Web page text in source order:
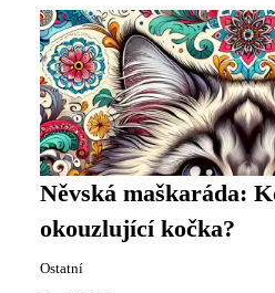
Něvská maškaráda:
okouzlující kočka?
Ostatní